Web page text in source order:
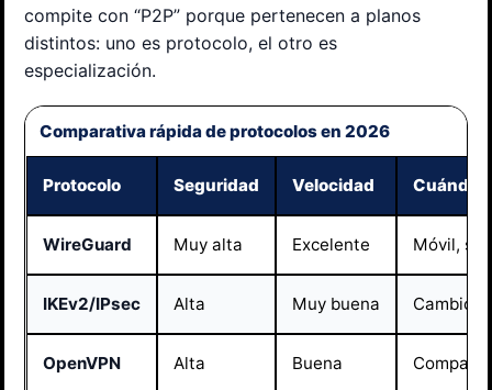
compite con “P2P” porque pertenecen a planos
distintos: uno es protocolo, el otro es
especialización.
Comparativa rápida de protocolos en 2026
Protocolo Seguridad Velocidad Cuándo
WireGuard Muy alta Excelente Móvil,
IKEv2/IPsec Alta Muy buena Cambios
OpenVPN Alta Buena